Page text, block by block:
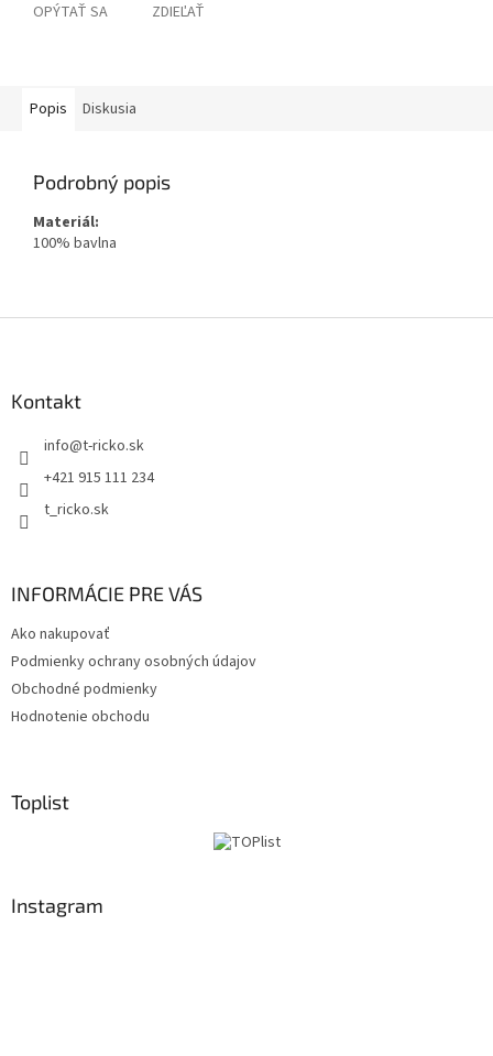
OPÝTAŤ SA ZDIEĽAŤ
Popis Diskusia
Podrobný popis
Materiál:
100% bavlna
Kontakt
info@t-ricko.sk
+421 915 111 234
t_ricko.sk
INFORMÁCIE PRE VÁS
Ako nakupovať
Podmienky ochrany osobných údajov
Obchodné podmienky
Hodnotenie obchodu
Toplist
Instagram